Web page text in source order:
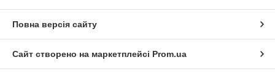
Повна версія сайту
Сайт створено на маркетплейсі Prom.ua